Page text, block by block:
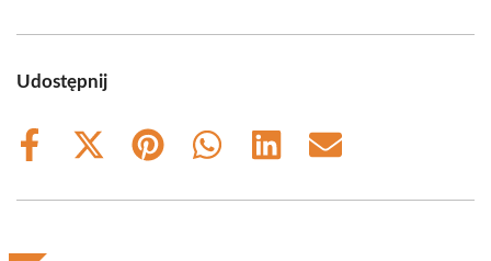
Udostępnij
Share
Share
(Twitter)
Share
Share
Share
Share